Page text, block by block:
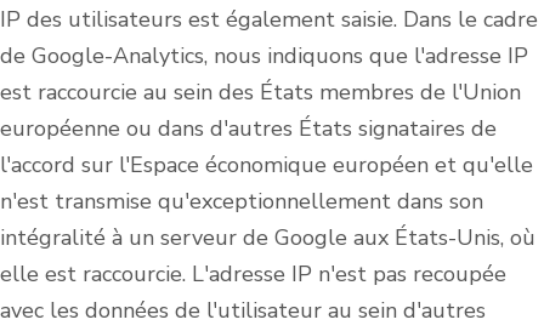
IP des utilisateurs est également saisie. Dans le cadre
de Google-Analytics, nous indiquons que l'adresse IP
est raccourcie au sein des États membres de l'Union
européenne ou dans d'autres États signataires de
l'accord sur l'Espace économique européen et qu'elle
n'est transmise qu'exceptionnellement dans son
intégralité à un serveur de Google aux États-Unis, où
elle est raccourcie. L'adresse IP n'est pas recoupée
avec les données de l'utilisateur au sein d'autres